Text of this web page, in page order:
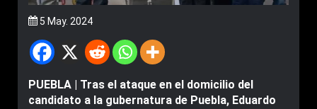
5 May. 2024
PUEBLA | Tras el ataque en el domicilio del
candidato a la gubernatura de Puebla, Eduardo